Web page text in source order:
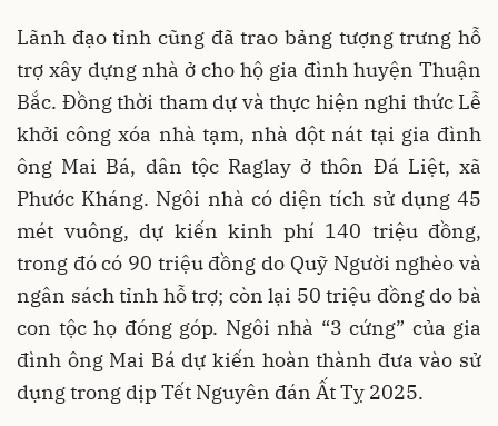
Lãnh đạo tỉnh cũng đã trao bảng tượng trưng hỗ
trợ xây dựng nhà ở cho hộ gia đình huyện Thuận
Bắc. Đồng thời tham dự và thực hiện nghi thức Lễ
khởi công xóa nhà tạm, nhà dột nát tại gia đình
ông Mai Bá, dân tộc Raglay ở thôn Đá Liệt, xã
Phước Kháng. Ngôi nhà có diện tích sử dụng 45
mét vuông, dự kiến kinh phí 140 triệu đồng,
trong đó có 90 triệu đồng do Quỹ Người nghèo và
ngân sách tỉnh hỗ trợ; còn lại 50 triệu đồng do bà
con tộc họ đóng góp. Ngôi nhà “3 cứng” của gia
đình ông Mai Bá dự kiến hoàn thành đưa vào sử
dụng trong dịp Tết Nguyên đán Ất Tỵ 2025.